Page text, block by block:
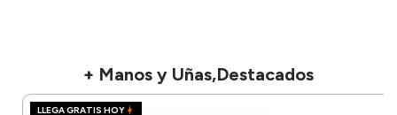
+ Manos y Uñas,Destacados
LLEGA GRATIS HOY